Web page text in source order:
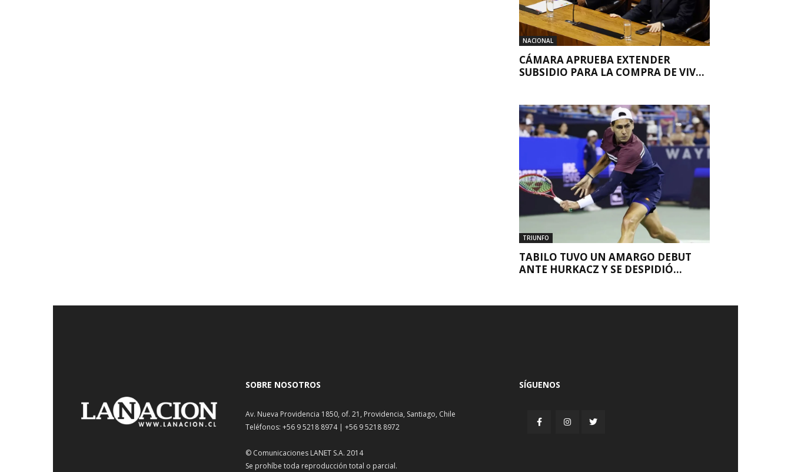
NACIONAL
CÁMARA APRUEBA EXTENDER
SUBSIDIO PARA LA COMPRA DE VIV...
TRIUNFO
TABILO TUVO UN AMARGO DEBUT
ANTE HURKACZ Y SE DESPIDIÓ...
SOBRE NOSOTROS
Av. Nueva Providencia 1850, of. 21, Providencia, Santiago, Chile
Teléfonos: +56 9 5218 8974 | +56 9 5218 8972
© Comunicaciones LANET S.A. 2014
Se prohíbe toda reproducción total o parcial.
SÍGUENOS